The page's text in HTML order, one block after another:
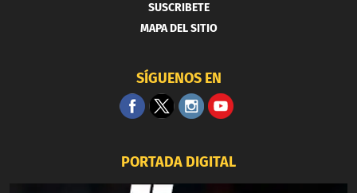
SUSCRIBETE
MAPA DEL SITIO
SÍGUENOS EN
PORTADA DIGITAL